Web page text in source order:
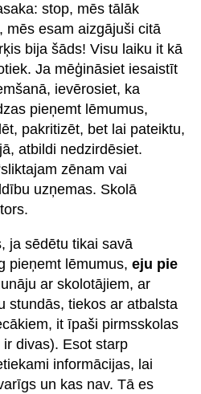
stop, mēs tālāk
mēs esam aizgājuši citā
bija šāds! Visu laiku it kā
Ja mēģināsiet iesaistīt
ievērosiet, ka
pieņemt lēmumus,
pakritizēt, bet lai pateiktu,
atbildi nedzirdēsiet.
zēnam vai
uzņemas. Skolā
ja sēdētu tikai savā
pieņemt lēmumus, eju pie
ar skolotājiem, ar
stundās, tiekos ar atbalsta
it īpaši pirmsskolas
divas). Esot starp
informācijas, lai
un kas nav. Tā es